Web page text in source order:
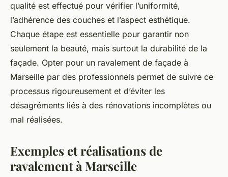
qualité est effectué pour vérifier l’uniformité,
l’adhérence des couches et l’aspect esthétique.
Chaque étape est essentielle pour garantir non
seulement la beauté, mais surtout la durabilité de la
façade. Opter pour un ravalement de façade à
Marseille par des professionnels permet de suivre ce
processus rigoureusement et d’éviter les
désagréments liés à des rénovations incomplètes ou
mal réalisées.
Exemples et réalisations de
ravalement à Marseille